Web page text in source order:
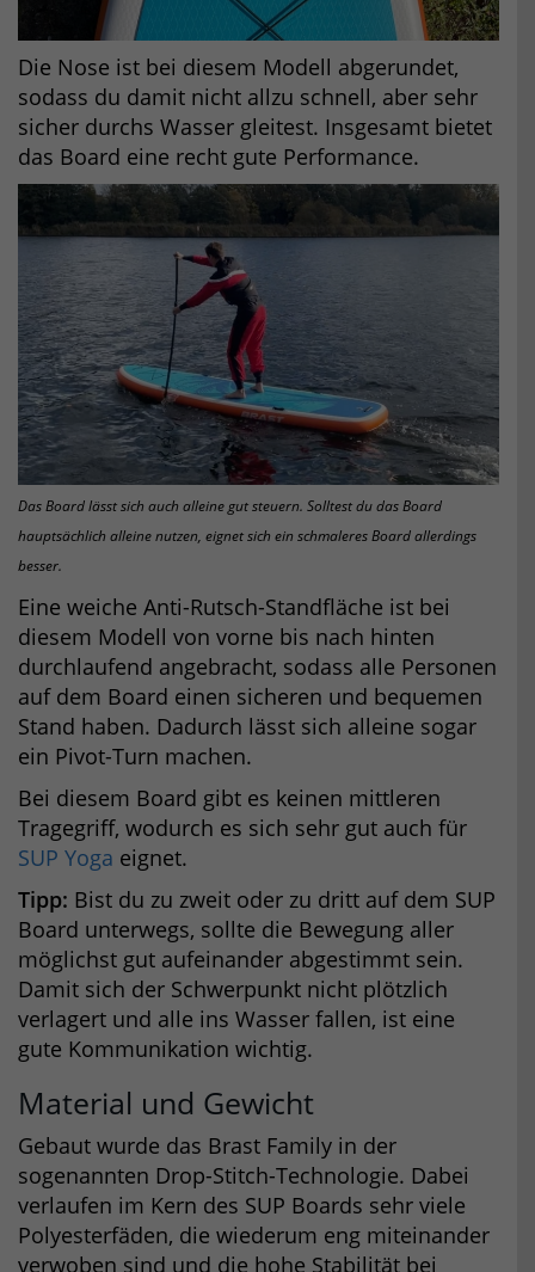
Die Nose ist bei diesem Modell abgerundet,
sodass du damit nicht allzu schnell, aber sehr
sicher durchs Wasser gleitest. Insgesamt bietet
das Board eine recht gute Performance.
Das Board lässt sich auch alleine gut steuern. Solltest du das Board
hauptsächlich alleine nutzen, eignet sich ein schmaleres Board allerdings
besser.
Eine weiche Anti-Rutsch-Standfläche ist bei
diesem Modell von vorne bis nach hinten
durchlaufend angebracht, sodass alle Personen
auf dem Board einen sicheren und bequemen
Stand haben. Dadurch lässt sich alleine sogar
ein Pivot-Turn machen.
Bei diesem Board gibt es keinen mittleren
Tragegriff, wodurch es sich sehr gut auch für
SUP Yoga eignet.
Tipp: Bist du zu zweit oder zu dritt auf dem SUP
Board unterwegs, sollte die Bewegung aller
möglichst gut aufeinander abgestimmt sein.
Damit sich der Schwerpunkt nicht plötzlich
verlagert und alle ins Wasser fallen, ist eine
gute Kommunikation wichtig.
Material und Gewicht
Gebaut wurde das Brast Family in der
sogenannten Drop-Stitch-Technologie. Dabei
verlaufen im Kern des SUP Boards sehr viele
Polyesterfäden, die wiederum eng miteinander
verwoben sind und die hohe Stabilität bei